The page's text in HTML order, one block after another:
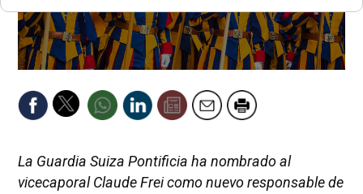
La Guardia Suiza Pontificia ha nombrado al
vicecaporal Claude Frei como nuevo responsable de